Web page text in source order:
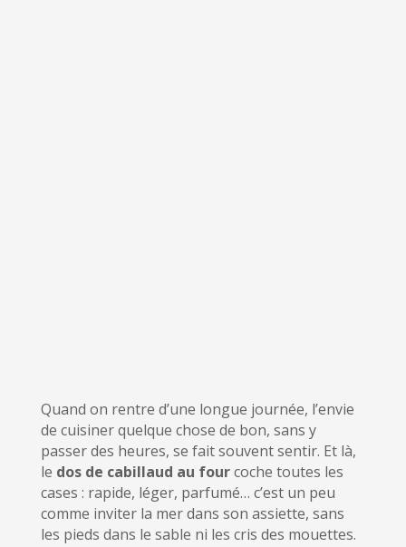
Quand on rentre d’une longue journée, l’envie
de cuisiner quelque chose de bon, sans y
passer des heures, se fait souvent sentir. Et là,
le dos de cabillaud au fourcoche toutes les
cases : rapide, léger, parfumé… c’est un peu
comme inviter la mer dans son assiette, sans
les pieds dans le sable ni les cris des mouettes.